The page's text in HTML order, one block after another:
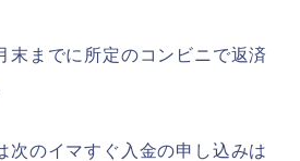
末までに所定のコンビニで返済
次のイマすぐ入金の申し込みは